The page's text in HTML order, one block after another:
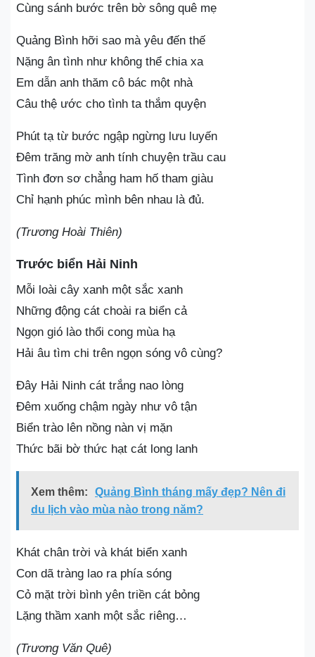
Cùng sánh bước trên bờ sông quê mẹ
Quảng Bình hỡi sao mà yêu đến thế
Nặng ân tình như không thể chia xa
Em dẫn anh thăm cô bác một nhà
Câu thệ ước cho tình ta thắm quyện
Phút tạ từ bước ngập ngừng lưu luyến
Đêm trăng mờ anh tính chuyện trầu cau
Tình đơn sơ chẳng ham hố tham giàu
Chỉ hạnh phúc mình bên nhau là đủ.
(Trương Hoài Thiên)
Trước biển Hải Ninh
Mỗi loài cây xanh một sắc xanh
Những động cát choài ra biển cả
Ngọn gió lào thổi cong mùa hạ
Hải âu tìm chi trên ngọn sóng vô cùng?
Đây Hải Ninh cát trắng nao lòng
Đêm xuống chậm ngày như vô tận
Biển trào lên nồng nàn vị mặn
Thức bãi bờ thức hạt cát long lanh
Xem thêm:
Quảng Bình tháng mấy đẹp? Nên đi
du lịch vào mùa nào trong năm?
Khát chân trời và khát biển xanh
Con dã tràng lao ra phía sóng
Cỏ mặt trời bình yên triền cát bỏng
Lặng thầm xanh một sắc riêng…
(Trương Văn Quê)